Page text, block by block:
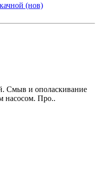
(нов)
Смыв и ополаскивание
насосом. Про..